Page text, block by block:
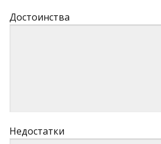
Достоинства
Недостатки